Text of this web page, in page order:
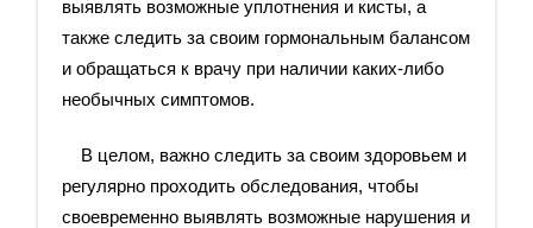
выявлять возможные уплотнения и кисты, а
также следить за своим гормональным балансом
и обращаться к врачу при наличии каких-либо
необычных симптомов.
В целом, важно следить за своим здоровьем и
регулярно проходить обследования, чтобы
своевременно выявлять возможные нарушения и